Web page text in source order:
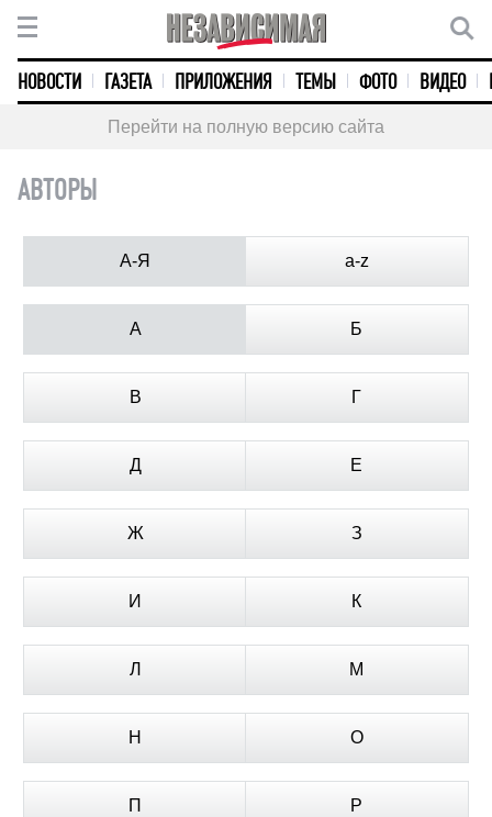
НОВОСТИ ГАЗЕТА ПРИЛОЖЕНИЯ ТЕМЫ ФОТО ВИДЕО
Перейти на полную версию сайта
АВТОРЫ
А-Я a-z
А Б
В Г
Д Е
Ж З
И К
Л М
Н О
П Р